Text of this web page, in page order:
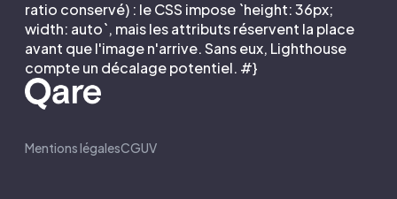
ratio conservé) : le CSS impose `height: 36px;
width: auto`, mais les attributs réservent la place
avant que l'image n'arrive. Sans eux, Lighthouse
compte un décalage potentiel. #}
Mentions légalesCGUV